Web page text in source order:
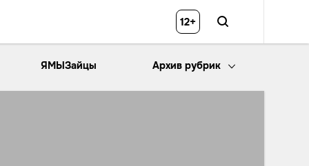
12+
ЯМЫЗайцы Архив рубрик